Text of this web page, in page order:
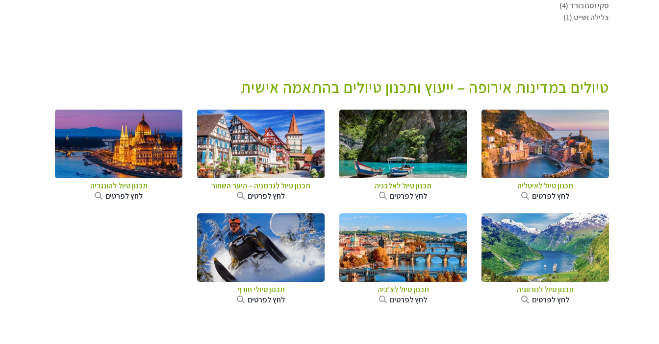
סקי וסנובורד (4)
צלילה ושייט (1)
טיולים במדינות אירופה – ייעוץ ותכנון טיולים בהתאמה אישית
תכנון טיול לאיטליה
לחץ לפרטים
תכנון טיול לאלבניה
לחץ לפרטים
תכנון טיול לגרמניה – היער השחור
לחץ לפרטים
תכנון טיול להונגריה
לחץ לפרטים
תכנון טיול לנורווגיה
לחץ לפרטים
תכנון טיול לצ'כיה
לחץ לפרטים
תכנון טיולי חורף
לחץ לפרטים